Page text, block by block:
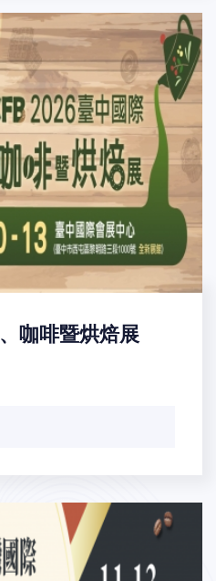
咖啡暨烘焙展